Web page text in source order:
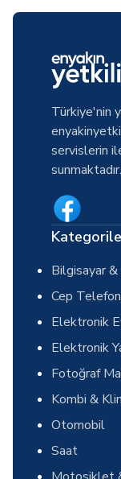
Türkiye'nin
servislerin
sunmaktadır.
Bilgisayar
Cep
Elektronik
Elektronik
Fotoğraf
Kombi &
Otomobil
Saat